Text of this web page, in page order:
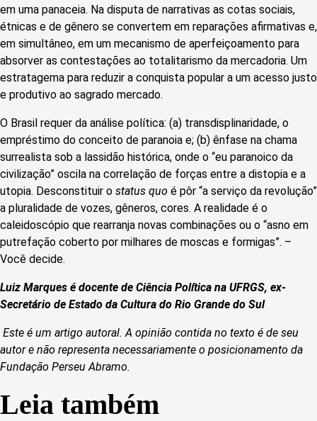
em uma panaceia. Na disputa de narrativas as cotas sociais,
étnicas e de gênero se convertem em reparações afirmativas e,
em simultâneo, em um mecanismo de aperfeiçoamento para
absorver as contestações ao totalitarismo da mercadoria. Um
estratagema para reduzir a conquista popular a um acesso justo
e produtivo ao sagrado mercado.
O Brasil requer da análise política: (a) transdisplinaridade, o
empréstimo do conceito de paranoia e; (b) ênfase na chama
surrealista sob a lassidão histórica, onde o “eu paranoico da
civilização” oscila na correlação de forças entre a distopia e a
utopia. Desconstituir o status quo é pôr “a serviço da revolução”
a pluralidade de vozes, gêneros, cores. A realidade é o
caleidoscópio que rearranja novas combinações ou o “asno em
putrefação coberto por milhares de moscas e formigas”. –
Você decide.
Luiz Marques é docente de Ciência Política na UFRGS, ex-
Secretário de Estado da Cultura do Rio Grande do Sul
Este é um artigo autoral. A opinião contida no texto é de seu
autor e não representa necessariamente o posicionamento da
Fundação Perseu Abramo.
Leia também